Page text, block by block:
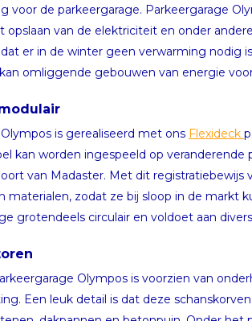
voor de parkeergarage. Parkeergarage
opslaan van de elektriciteit en onder
er in de winter geen verwarming nodig
omliggende gebouwen van energie
is gerealiseerd met ons Flexideck
kan worden ingespeeld op
van Madaster. Met dit
materialen, zodat ze bij sloop in de markt
grotendeels circulair en voldoet aan
Olympos is voorzien van
Een leuk detail is dat deze